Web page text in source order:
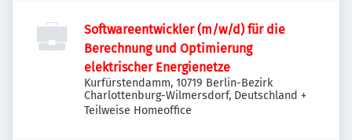
Softwareentwickler (m/w/d) für die
Berechnung und Optimierung
elektrischer Energienetze
Kurfürstendamm, 10719 Berlin-Bezirk
Charlottenburg-Wilmersdorf, Deutschland +
Teilweise Homeoffice